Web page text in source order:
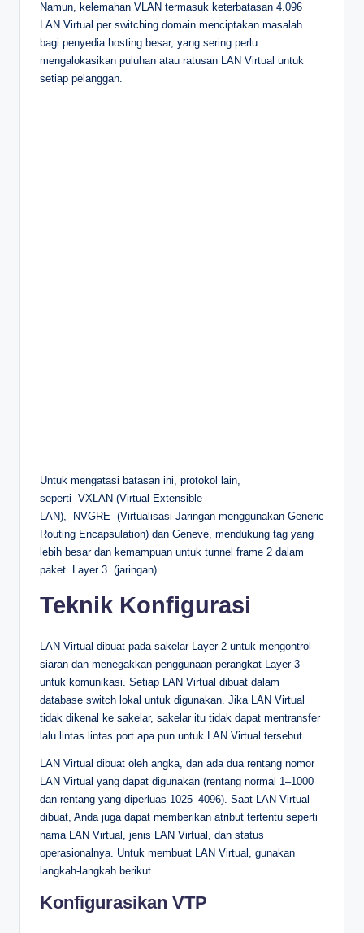
Namun, kelemahan VLAN termasuk keterbatasan 4.096
LAN Virtual per switching domain menciptakan masalah
bagi penyedia hosting besar, yang sering perlu
mengalokasikan puluhan atau ratusan LAN Virtual untuk
setiap pelanggan.
Untuk mengatasi batasan ini, protokol lain,
seperti VXLAN (Virtual Extensible
LAN), NVGRE (Virtualisasi Jaringan menggunakan Generic
Routing Encapsulation) dan Geneve, mendukung tag yang
lebih besar dan kemampuan untuk tunnel frame 2 dalam
paket Layer 3 (jaringan).
Teknik Konfigurasi
LAN Virtual dibuat pada sakelar Layer 2 untuk mengontrol
siaran dan menegakkan penggunaan perangkat Layer 3
untuk komunikasi. Setiap LAN Virtual dibuat dalam
database switch lokal untuk digunakan. Jika LAN Virtual
tidak dikenal ke sakelar, sakelar itu tidak dapat mentransfer
lalu lintas lintas port apa pun untuk LAN Virtual tersebut.
LAN Virtual dibuat oleh angka, dan ada dua rentang nomor
LAN Virtual yang dapat digunakan (rentang normal 1–1000
dan rentang yang diperluas 1025–4096). Saat LAN Virtual
dibuat, Anda juga dapat memberikan atribut tertentu seperti
nama LAN Virtual, jenis LAN Virtual, dan status
operasionalnya. Untuk membuat LAN Virtual, gunakan
langkah-langkah berikut.
Konfigurasikan VTP